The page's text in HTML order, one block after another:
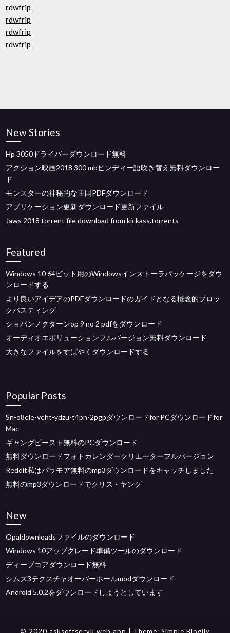
rdwfrip
rdwfrip
rdwfrip
rdwfrip
New Stories
Hp 3050ドライバーダウンロード無料
アクション映画2018 300 mbヒンディー語吹き替え無料ダウンロー
ド
モンスターの神秘的な王国PDFダウンロード
アプリケーション更新ダウンロード更新ファイル
Jaws 2018 torrent file download from kickass.torrents
Featured
Windows 10 64ビット用のWindowsインストーラパッケージをダウ
ンロードする
より良いアイデアのPDFダウンロードのガイドとなる概念的ブロッ
クバスティング
ショパンノクターンop 9 no 2 pdfをダウンロード
オーディオエボリューションフルバージョン無料ダウンロード
大きなファイルをすばやくダウンロードする
Popular Posts
Sn-o8ele-veht-ydzu-t4pn-2pgpダウンロードfor PCダウンロードfor
Mac
ギャングビースト無料のPCダウンロード
無料ダウンロードフォトカレンダークリエーターフルバージョン
Reddit私はパラモア無料のmp3ダウンロードをキャッチしました
無料のmp3ダウンロードでクリス・ヤング
New
Opaldownloadsファイルのダウンロード
Windows 10アップグレード準備ツールのダウンロード
ディープコアダウンロード無料
シムズ3テクスチャオーバーホールmodダウンロード
Android 5.0.2をダウンロードしようとしています